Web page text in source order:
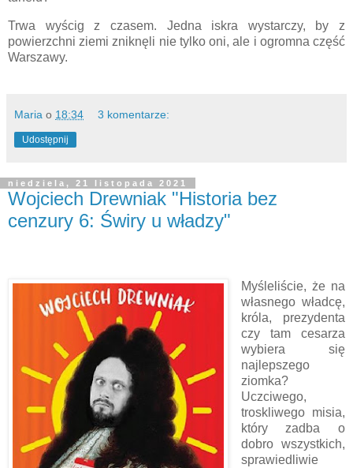
Trwa wyścig z czasem. Jedna iskra wystarczy, by z
powierzchni ziemi zniknęli nie tylko oni, ale i ogromna część
Warszawy.
Maria o 18:34 3 komentarze:
Udostępnij
niedziela, 21 listopada 2021
Wojciech Drewniak "Historia bez
cenzury 6: Świry u władzy"
Myśleliście, że na
własnego władcę,
króla, prezydenta
czy tam cesarza
wybiera się
najlepszego
ziomka?
Uczciwego,
troskliwego misia,
który zadba o
dobro wszystkich,
sprawiedliwie